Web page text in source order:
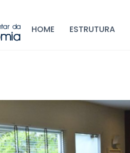
HOME ESTRUTURA